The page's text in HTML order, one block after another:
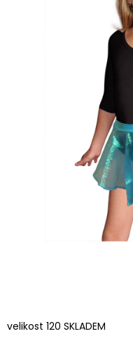
velikost 120 SKLADEM